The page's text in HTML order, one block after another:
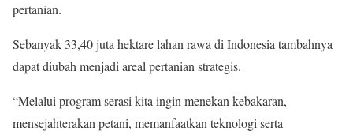
pertanian.
Sebanyak 33,40 juta hektare lahan rawa di Indonesia tambahnya
dapat diubah menjadi areal pertanian strategis.
“Melalui program serasi kita ingin menekan kebakaran,
mensejahterakan petani, memanfaatkan teknologi serta